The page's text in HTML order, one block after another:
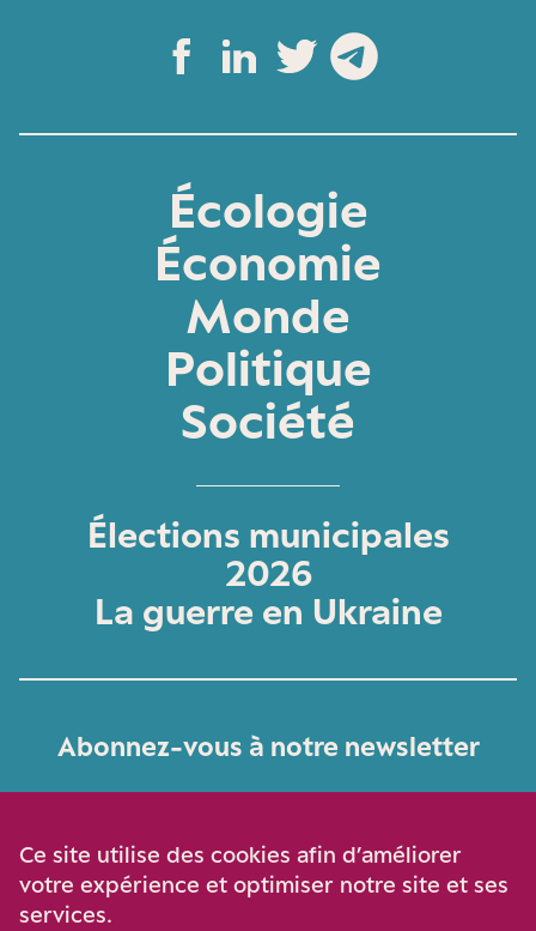
Écologie
Économie
Monde
Politique
Société
Élections municipales
2026
La guerre en Ukraine
Abonnez-vous à notre newsletter
Ce site utilise des cookies afin d’améliorer
votre expérience et optimiser notre site et ses
services.